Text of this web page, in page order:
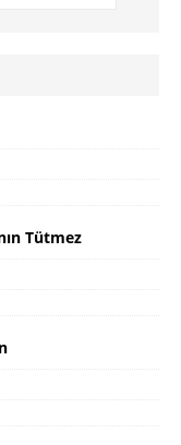
Tütmez